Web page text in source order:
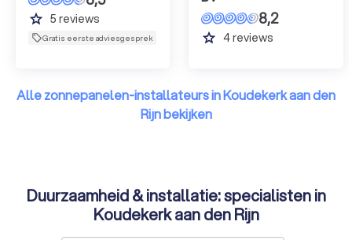
grade 5 reviews
Gratis eerste adviesgesprek
8,2
grade 4reviews
Alle zonnepanelen-installateurs in Koudekerk aan den
Rijn bekijken
Duurzaamheid & installatie: specialisten in
Koudekerk aan den Rijn